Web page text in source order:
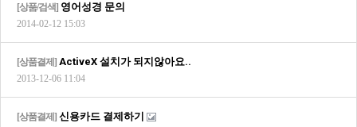
[상품/검색] 영어성경 문의
2014-02-12 15:03
[상품결제] ActiveX 설치가 되지않아요..
2013-12-06 11:04
[상품결제] 신용카드 결제하기